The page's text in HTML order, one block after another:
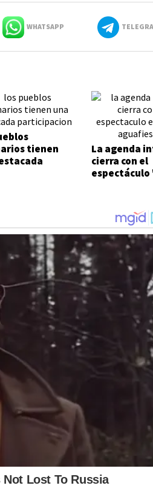
WHATSAPP
tienen
La agenda
cierra con el
espectáculo